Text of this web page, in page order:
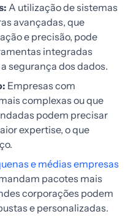
A utilização de sistemas
avançadas, que
e precisão, pode
integradas
segurança dos dados.
Empresas com
complexas ou que
podem precisar
expertise, o que
e médias empresas
pacotes mais
corporações podem
e personalizadas.